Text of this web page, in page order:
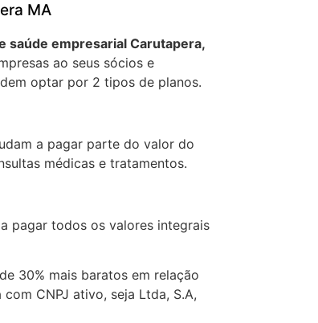
MA
saúde empresarial Carutapera,
ao seus sócios e
optar por 2 tipos de planos.
a pagar parte do valor do
médicas e tratamentos.
pagar todos os valores integrais
30% mais baratos em relação
CNPJ ativo, seja Ltda, S.A,